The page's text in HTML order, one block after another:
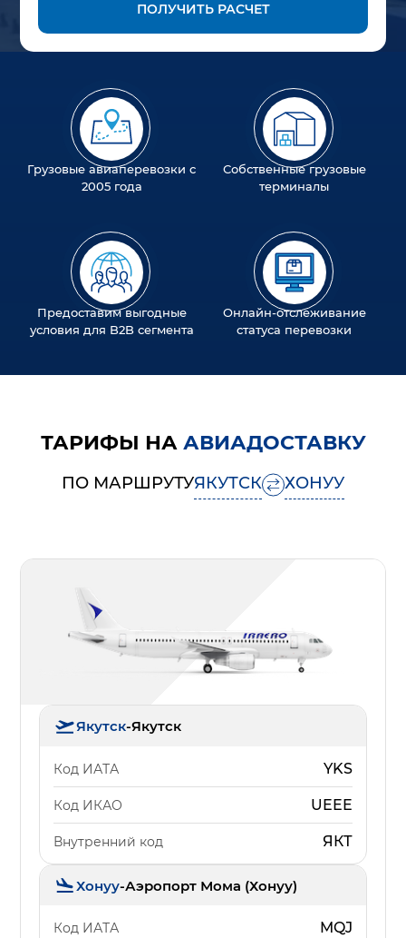
ПОЛУЧИТЬ РАСЧЕТ
Грузовые авиаперевозки с
2005 года
Собственные грузовые
терминалы
Предоставим выгодные
условия для B2B сегмента
Онлайн-отслеживание
статуса перевозки
ТАРИФЫ НА АВИАДОСТАВКУ
ПО МАРШРУТУЯКУТСК ХОНУУ
Якутск-Якутск
Код ИАТА YKS
Код ИКАО UEEE
Внутренний код ЯКТ
Хонуу-Аэропорт Мома (Хонуу)
Код ИАТА MQJ